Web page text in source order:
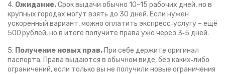
4. Ожидание.Срок выдачи обычно 10–15 рабочих дней, но в
крупных городах могут взять до 30 дней. Если нужен
ускоренный вариант, можно оплатить экспресс‑услугу – ещё
500 рублей, но в итоге получите права уже через 3‑5 дней.
5. Получение новых прав. При себе держите оригинал
паспорта. Права выдаются в обычном виде, без каких‑либо
ограничений, если только вы не получили новые ограничения